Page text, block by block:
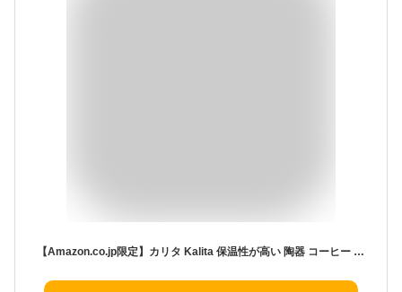
【Amazon.co.jp限定】カリタ Kalita 保温性が高い 陶器 コーヒー ドリッパー 波佐見焼 ネイビーシリーズ 2~4人用 日本製 SG102 鉄紺白掛け #02141 ドリップ 器具 二人用 四人用 2杯用 4杯用 磁器 おしゃれ キャンプ アウトドア 喫茶店 アンティーク 結婚 祝い プレゼント 誕生日 女性 男性 還暦 退職 記念日 ギフト 贈り物 還暦 敬老